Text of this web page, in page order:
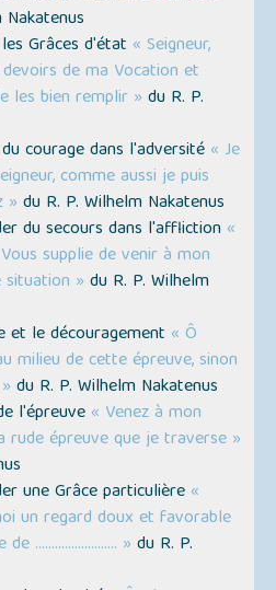
Grâces d'état « Seigneur,
de ma Vocation et
les bien remplir » du R. P.
courage dans l'adversité « Je
comme aussi je puis
» du R. P. Wilhelm Nakatenus
du secours dans l'affliction «
supplie de venir à mon
situation » du R. P. Wilhelm
et le découragement « Ô
milieu de cette épreuve, sinon
du R. P. Wilhelm Nakatenus
l'épreuve « Venez à mon
rude épreuve que je traverse »
une Grâce particulière «
un regard doux et favorable
......................... » du R. P.